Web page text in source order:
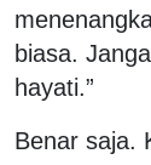
biasa.
hayati.”
Benar saja.